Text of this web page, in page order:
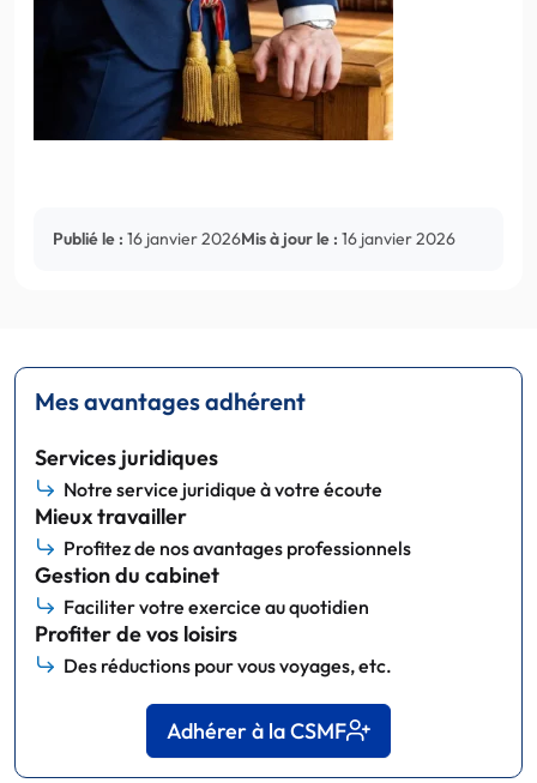
Publié le : 16 janvier 2026Mis à jour le : 16 janvier 2026
Mes avantages adhérent
Services juridiques
Notre service juridique à votre écoute
Mieux travailler
Profitez de nos avantages professionnels
Gestion du cabinet
Faciliter votre exercice au quotidien
Profiter de vos loisirs
Des réductions pour vous voyages, etc.
Adhérer à la CSMF